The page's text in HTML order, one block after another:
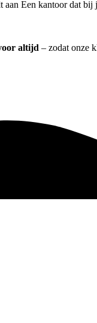
aan Een kantoor dat bij
altijd – zodat onze